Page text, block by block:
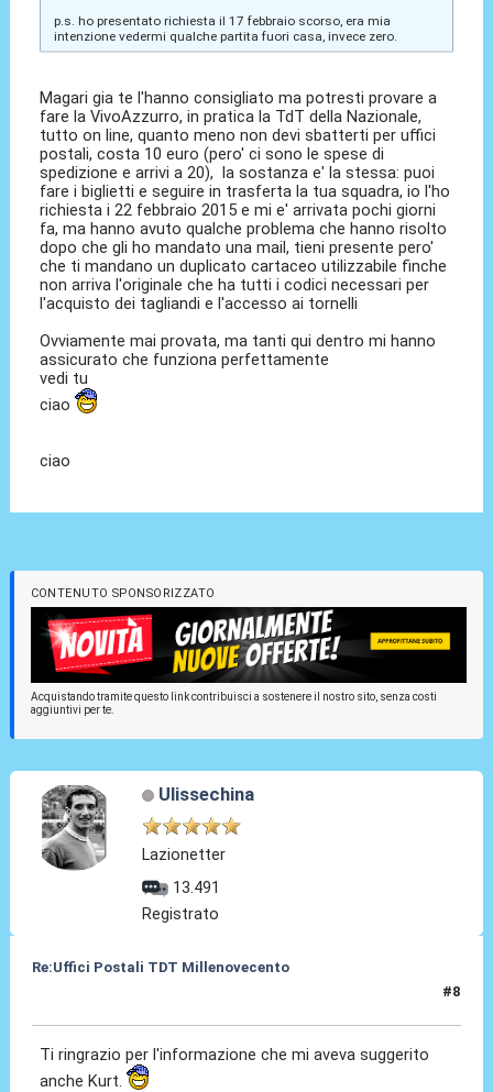
p.s. ho presentato richiesta il 17 febbraio scorso, era mia
intenzione vedermi qualche partita fuori casa, invece zero.
Magari gia te l'hanno consigliato ma potresti provare a
fare la VivoAzzurro, in pratica la TdT della Nazionale,
tutto on line, quanto meno non devi sbatterti per uffici
postali, costa 10 euro (pero' ci sono le spese di
spedizione e arrivi a 20), la sostanza e' la stessa: puoi
fare i biglietti e seguire in trasferta la tua squadra, io l'ho
richiesta i 22 febbraio 2015 e mi e' arrivata pochi giorni
fa, ma hanno avuto qualche problema che hanno risolto
dopo che gli ho mandato una mail, tieni presente pero'
che ti mandano un duplicato cartaceo utilizzabile finche
non arriva l'originale che ha tutti i codici necessari per
l'acquisto dei tagliandi e l'accesso ai tornelli
Ovviamente mai provata, ma tanti qui dentro mi hanno
assicurato che funziona perfettamente
vedi tu
ciao
ciao
CONTENUTO SPONSORIZZATO
Acquistando tramite questo link contribuisci a sostenere il nostro sito, senza costi
aggiuntivi per te.
Ulissechina
Lazionetter
13.491
Registrato
Re:Uffici Postali TDT Millenovecento
#8
Ti ringrazio per l'informazione che mi aveva suggerito
anche Kurt.